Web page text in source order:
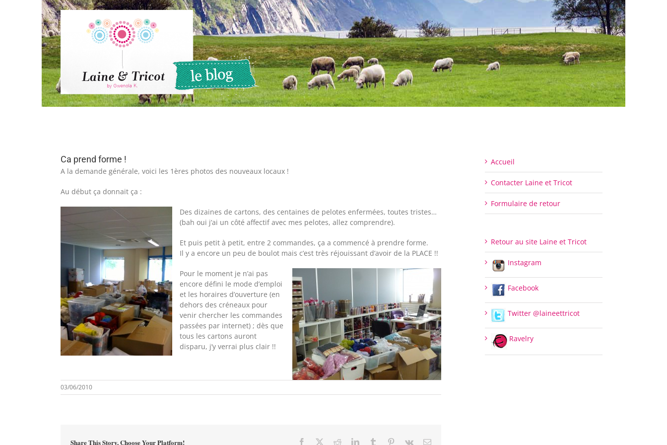
Ca prend forme !
A la demande générale, voici les 1ères photos des nouveaux locaux !
Au début ça donnait ça :
Des dizaines de cartons, des centaines de pelotes enfermées, toutes tristes…
(bah oui j’ai un côté affectif avec mes pelotes, allez comprendre).
Et puis petit à petit, entre 2 commandes, ça a commencé à prendre forme.
Il y a encore un peu de boulot mais c’est très réjouissant d’avoir de la PLACE !!
Pour le moment je n’ai pas
encore défini le mode d’emploi
et les horaires d’ouverture (en
dehors des créneaux pour
venir chercher les commandes
passées par internet) ; dès que
tous les cartons auront
disparu, j’y verrai plus clair !!
03/06/2010
Share This Story, Choose Your Platform! Facebook RedditLinkedInTumblr Pinterest
Vk Email
Accueil
Contacter Laine et Tricot
Formulaire de retour
Retour au site Laine et Tricot
Instagram
Facebook
Twitter @laineettricot
Ravelry